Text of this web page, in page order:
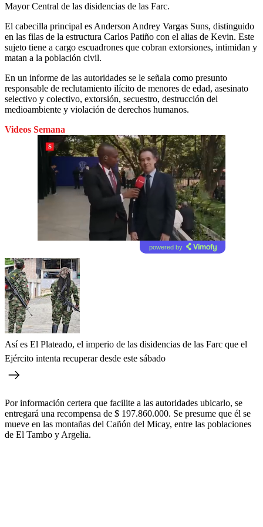
Mayor Central de las disidencias de las Farc.
El cabecilla principal es Anderson Andrey Vargas Suns, distinguido
en las filas de la estructura Carlos Patiño con el alias de Kevin. Este
sujeto tiene a cargo escuadrones que cobran extorsiones, intimidan y
matan a la población civil.
En un informe de las autoridades se le señala como presunto
responsable de reclutamiento ilícito de menores de edad, asesinato
selectivo y colectivo, extorsión, secuestro, destrucción del
medioambiente y violación de derechos humanos.
Videos Semana
powered by
Así es El Plateado, el imperio de las disidencias de las Farc que el
Ejército intenta recuperar desde este sábado
Por información certera que facilite a las autoridades ubicarlo, se
entregará una recompensa de $ 197.860.000. Se presume que él se
mueve en las montañas del Cañón del Micay, entre las poblaciones
de El Tambo y Argelia.